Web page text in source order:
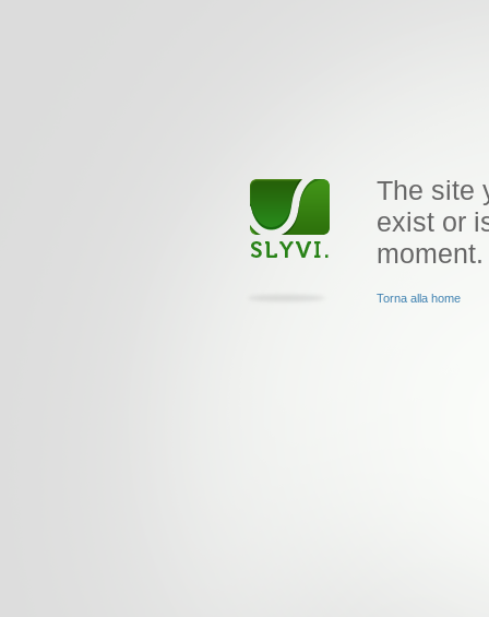
The site
exist or
moment.
Torna alla home